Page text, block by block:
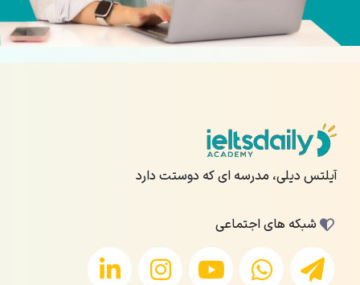
آیلتس دیلی، مدرسه ای که دوستت دارد
شبکه های اجتماعی